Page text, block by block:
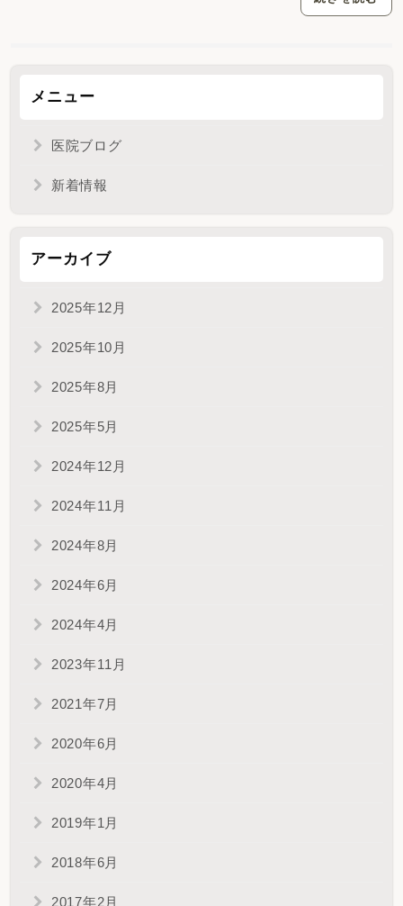
メニュー
医院ブログ
新着情報
アーカイブ
2025年12月
2025年10月
2025年8月
2025年5月
2024年12月
2024年11月
2024年8月
2024年6月
2024年4月
2023年11月
2021年7月
2020年6月
2020年4月
2019年1月
2018年6月
2017年2月